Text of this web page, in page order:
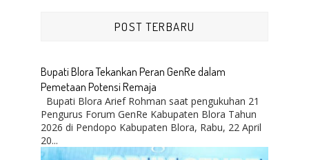
POST TERBARU
Bupati Blora Tekankan Peran GenRe dalam
Pemetaan Potensi Remaja
Bupati Blora Arief Rohman saat pengukuhan 21
Pengurus Forum GenRe Kabupaten Blora Tahun
2026 di Pendopo Kabupaten Blora, Rabu, 22 April
20...